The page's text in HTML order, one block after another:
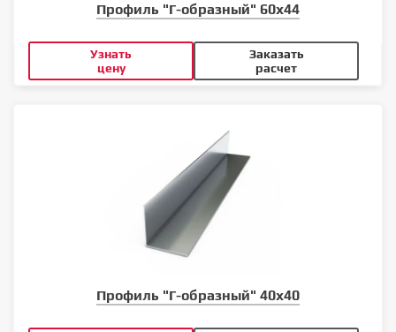
Профиль "Г-образный" 60х44
Узнать
цену
Заказать
расчет
Профиль "Г-образный" 40х40